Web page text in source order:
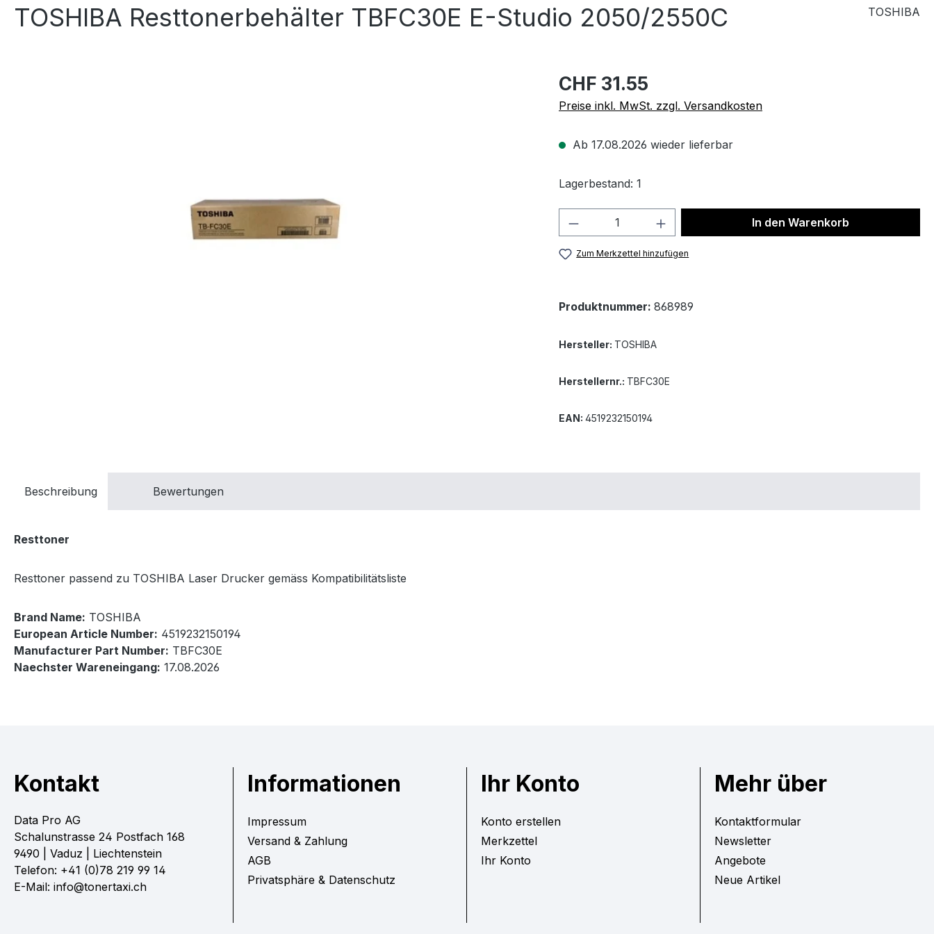
TOSHIBA Resttonerbehälter TBFC30E E-Studio 2050/2550C TOSHIBA
CHF 31.55
Preise inkl. MwSt. zzgl. Versandkosten
Ab 17.08.2026 wieder lieferbar
Lagerbestand: 1
Produkt Anzahl: Gib den gewünschten Wert
In den Warenkorb
Zum Merkzettel hinzufügen
Produktnummer: 868989
Hersteller: TOSHIBA
Herstellernr.: TBFC30E
EAN: 4519232150194
Beschreibung Bewertungen
Resttoner
Resttoner passend zu TOSHIBA Laser Drucker gemäss Kompatibilitätsliste
Brand Name: TOSHIBA
European Article Number: 4519232150194
Manufacturer Part Number: TBFC30E
Naechster Wareneingang: 17.08.2026
Kontakt
Data Pro AG
Schalunstrasse 24 Postfach 168
9490 | Vaduz | Liechtenstein
Telefon: +41 (0)78 219 99 14
E-Mail: info@tonertaxi.ch
Informationen
Impressum
Versand & Zahlung
AGB
Privatsphäre & Datenschutz
Ihr Konto
Konto erstellen
Merkzettel
Ihr Konto
Mehr über
Kontaktformular
Newsletter
Angebote
Neue Artikel